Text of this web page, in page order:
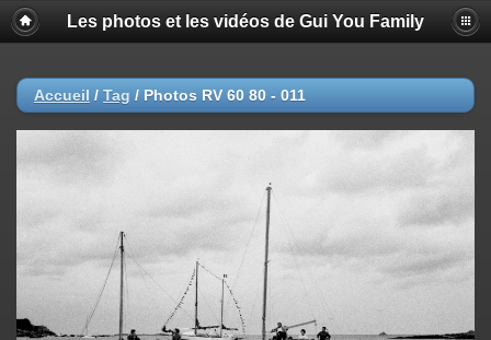
Les photos et les vidéos de Gui You Family
Accueil / Tag / Photos RV 60 80 - 011